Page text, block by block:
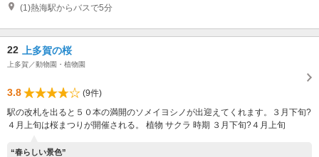
(1)熱海駅からバスで5分
22 上多賀の桜
上多賀／動物園・植物園
3.8
(9件)
駅の改札を出ると５０本の満開のソメイヨシノが出迎えてくれます。３月下旬?
４月上旬は桜まつりが開催される。 植物 サクラ 時期 ３月下旬?４月上旬
“春らしい景色”